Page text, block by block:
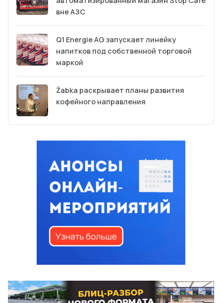
вне АЗС
Q1 Energie AG запускает линейку
напитков под собственной торговой
маркой
Żabka раскрывает планы развития
кофейного направления